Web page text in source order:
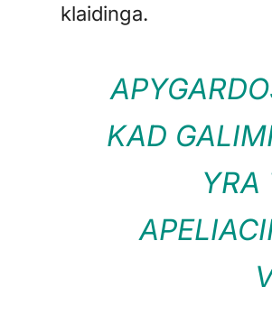
klaidinga.
KAD
YRA